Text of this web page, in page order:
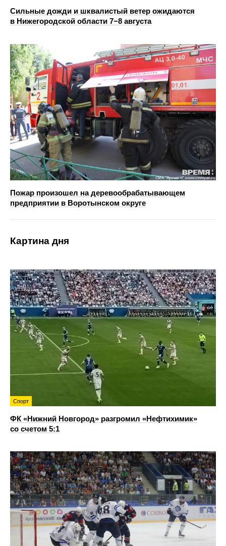
Сильные дожди и шквалистый ветер ожидаются
в Нижегородской области 7−8 августа
Пожар произошел на деревообрабатывающем
предприятии в Воротынском округе
Картина дня
Спорт
ФК «Нижний Новгород» разгромил «Нефтихимик»
со счетом 5:1